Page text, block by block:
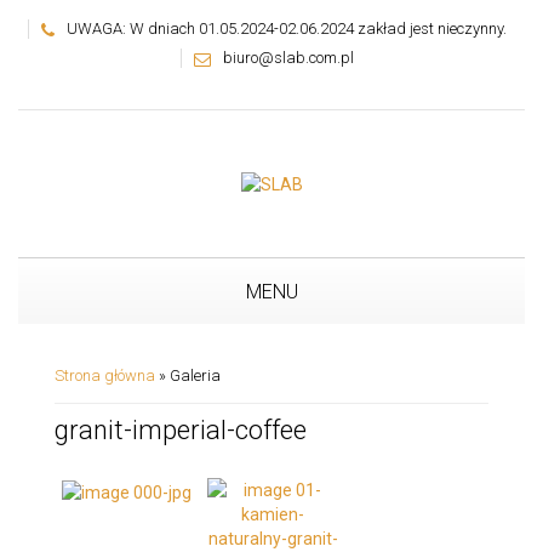
UWAGA: W dniach 01.05.2024-02.06.2024 zakład jest nieczynny.
biuro@slab.com.pl
MENU
Strona główna » Galeria
granit-imperial-coffee